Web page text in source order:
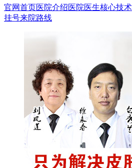
官网首页医院介绍医院医生核心技术
挂号来院路线